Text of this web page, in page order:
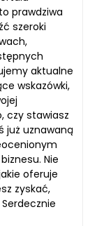
prawdziwa
szeroki
aktualne
wskazówki,
czy stawiasz
już uznawaną
Nie
oferuje
zyskać,